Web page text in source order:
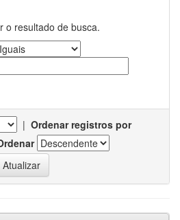
o resultado de busca.
| Ordenar registros por